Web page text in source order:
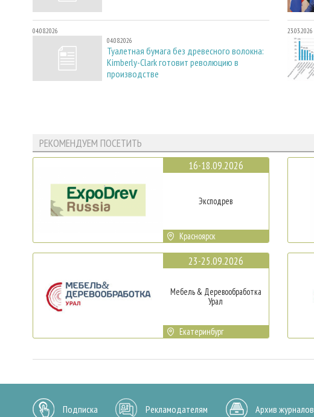
04.08.2026
04.08.2026
Туалетная бумага без древесного волокна:
Kimberly-Clark готовит революцию в
производстве
23.03.2026
РЕКОМЕНДУЕМ ПОСЕТИТЬ
16-18.09.2026
Эксподрев
Красноярск
23-25.09.2026
Мебель & Деревообработка
Урал
Екатеринбург
Подписка Рекламодателям Архив журналов